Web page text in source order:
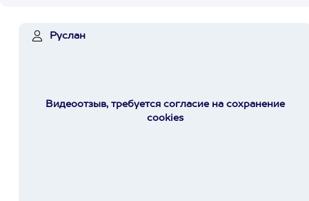
Руслан
Видеоотзыв, требуется согласие на сохранение
cookies